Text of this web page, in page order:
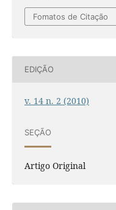
Fomatos de Citação
EDIÇÃO
v. 14 n. 2 (2010)
SEÇÃO
Artigo Original